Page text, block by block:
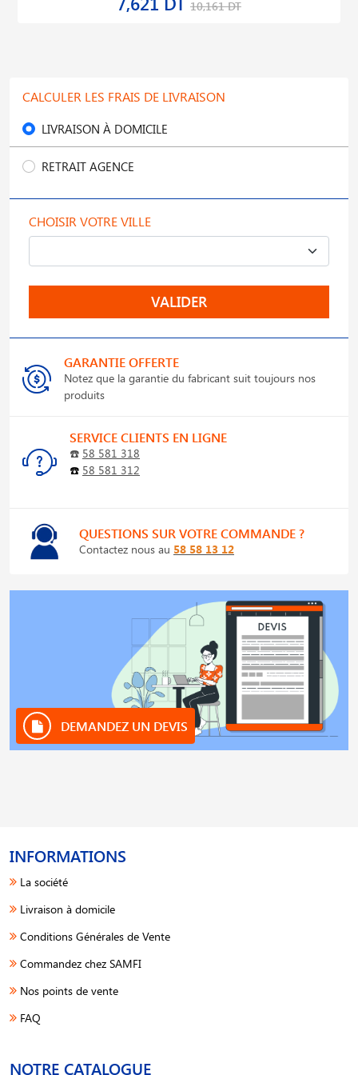
10,161 DT
CALCULER LES FRAIS DE LIVRAISON
LIVRAISON À DOMICILE
RETRAIT AGENCE
CHOISIR VOTRE VILLE
VALIDER
GARANTIE OFFERTE
Notez que la garantie du fabricant suit toujours nos
produits
SERVICE CLIENTS EN LIGNE
☎️ 58 581 318
☎️ 58 581 312
QUESTIONS SUR VOTRE COMMANDE ?
Contactez nous au 58 58 13 12
DEMANDEZ UN DEVIS
INFORMATIONS
La société
Livraison à domicile
Conditions Générales de Vente
Commandez chez SAMFI
Nos points de vente
FAQ
NOTRE CATALOGUE